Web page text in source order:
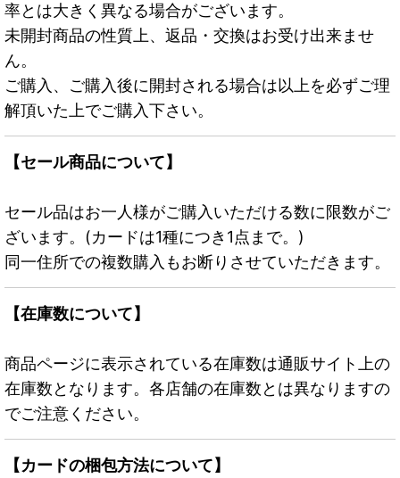
率とは大きく異なる場合がございます。
未開封商品の性質上、返品・交換はお受け出来ませ
ん。
ご購入、ご購入後に開封される場合は以上を必ずご理
解頂いた上でご購入下さい。
【セール商品について】
セール品はお一人様がご購入いただける数に限数がご
ざいます。(カードは1種につき1点まで。)
同一住所での複数購入もお断りさせていただきます。
【在庫数について】
商品ページに表示されている在庫数は通販サイト上の
在庫数となります。各店舗の在庫数とは異なりますの
でご注意ください。
【カードの梱包方法について】